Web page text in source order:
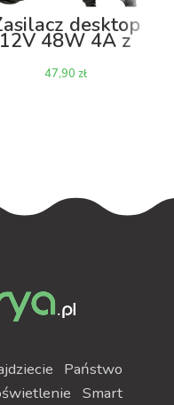
desktop
12V 48W 4A z
zł
Państwo
Smart